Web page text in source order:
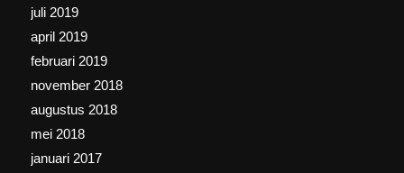
juli 2019
april 2019
februari 2019
november 2018
augustus 2018
mei 2018
januari 2017